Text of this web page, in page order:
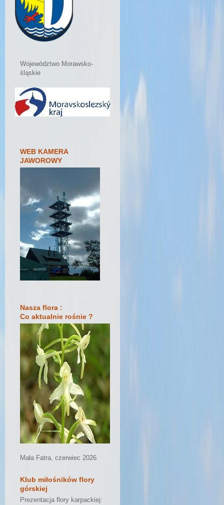
Województwo Morawsko-
śląskie
WEB KAMERA
JAWOROWY
Nasza flora :
Co aktualnie rośnie ?
Mała Fatra, czerwiec 2026
Klub miłośników flory
górskiej
Prezentacja flory karpackiej: